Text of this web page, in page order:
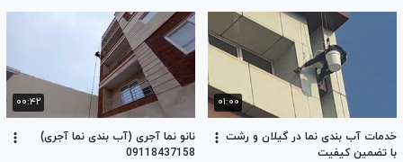
۰۱:۰۰
خدمات آب بندی نما در گیلان و رشت
با تضمین کیفیت
۰۰:۴۲
نانو نما آجری (آب بندی نما آجری)
09118437158